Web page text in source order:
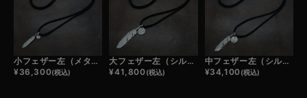
小フェザー左（メタル）×極小メタルチャーム×鹿革紐×アンティークビーズ/ネックレスカスタム
¥36,300(税込)
大フェザー左（シルバー）×小メタルチャーム×鹿革紐×アンティークビーズ/ネックレスカスタム
¥41,800(税込)
中フェザー左（シルバー）×小メタルチャーム×鹿革紐×アンティークビーズ/ネックレスカスタム
¥34,100(税込)